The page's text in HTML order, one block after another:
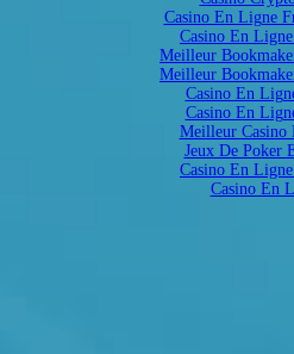
Casino En Ligne
Casino En
Meilleur
Meilleur
Casino En
Casino En
Meilleur Casino
Jeux De Poker
Casino En
Casino En